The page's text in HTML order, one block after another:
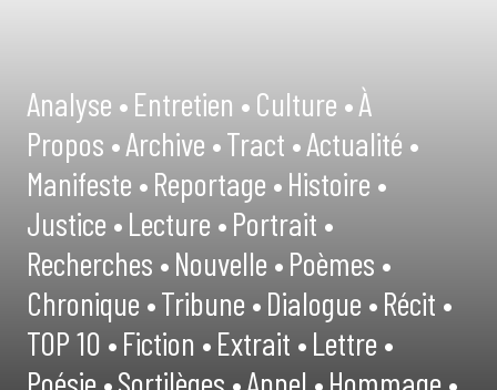
Analyse •Entretien •Culture •À
Propos •Archive •Tract •Actualité •
Manifeste •Reportage •Histoire •
Justice •Lecture •Portrait •
Recherches •Nouvelle •Poèmes •
Chronique •Tribune •Dialogue •Récit •
TOP 10 •Fiction •Extrait •Lettre •